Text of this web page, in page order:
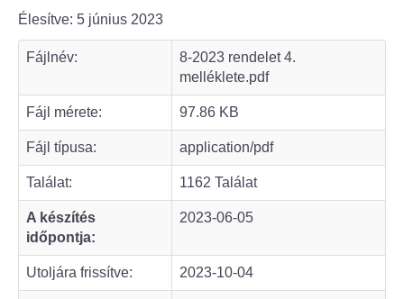
Bölcske település
Bölcske történelme
Mi újság Bölcskén?
Értéktár bizottság
Turizmus
Látnivalók
Élesítve: 5 június 2023
Fájlnév:
8-2023 rendelet 4.
melléklete.pdf
Fájl mérete: 97.86 KB
Fájl típusa: application/pdf
Találat: 1162 Találat
A készítés
időpontja:
2023-06-05
Utoljára frissítve: 2023-10-04